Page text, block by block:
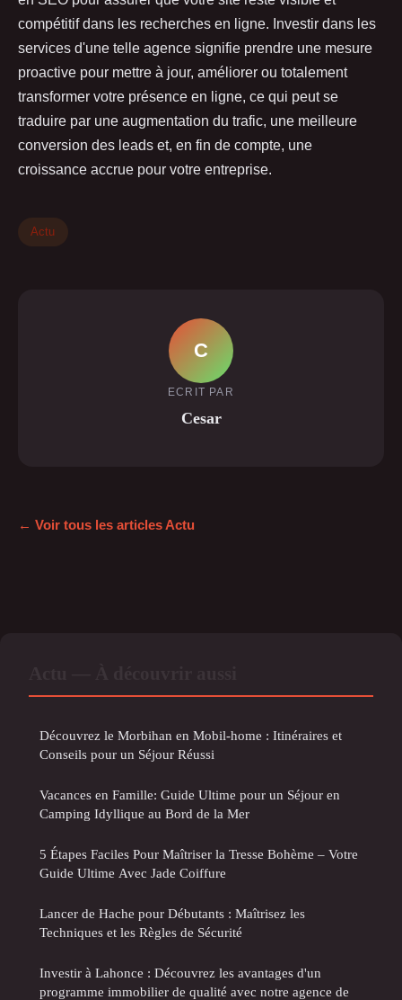
compétitif dans les recherches en ligne. Investir dans les
services d'une telle agence signifie prendre une mesure
proactive pour mettre à jour, améliorer ou totalement
transformer votre présence en ligne, ce qui peut se
traduire par une augmentation du trafic, une meilleure
conversion des leads et, en fin de compte, une
croissance accrue pour votre entreprise.
Actu
C
ECRIT PAR
Cesar
← Voir tous les articles Actu
Découvrez le Morbihan en Mobil-home : Itinéraires et
Conseils pour un Séjour Réussi
Vacances en Famille: Guide Ultime pour un Séjour en
Camping Idyllique au Bord de la Mer
5 Étapes Faciles Pour Maîtriser la Tresse Bohème – Votre
Guide Ultime Avec Jade Coiffure
Lancer de Hache pour Débutants : Maîtrisez les
Techniques et les Règles de Sécurité
Investir à Lahonce : Découvrez les avantages d'un
programme immobilier de qualité avec notre agence de